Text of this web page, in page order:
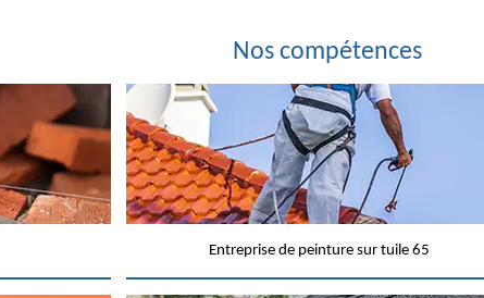
Nos compétences
Entreprise de peinture sur tuile 65